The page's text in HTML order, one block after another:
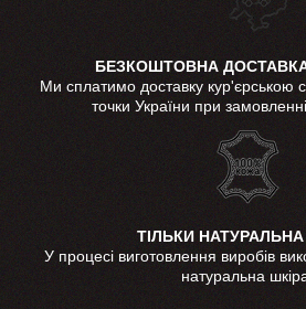
БЕЗКОШТОВНА ДОСТАВКА
Ми сплатимо доставку кур'єрською
точки України при
ТІЛЬКИ
У процесі виготовлення виробів
натуральна